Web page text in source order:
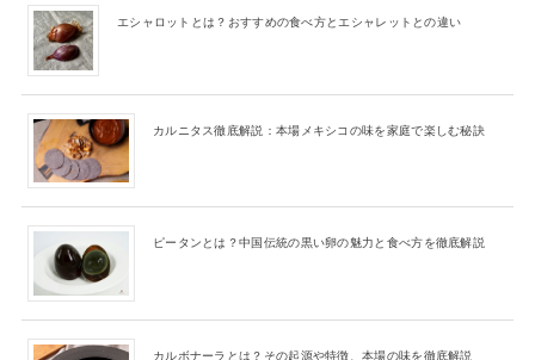
エシャロットとは？おすすめの食べ方とエシャレットとの違い
カルニタス徹底解説：本場メキシコの味を家庭で楽しむ秘訣
ピータンとは？中国伝統の黒い卵の魅力と食べ方を徹底解説
カルボナーラとは？その起源や特徴、本場の味を徹底解説